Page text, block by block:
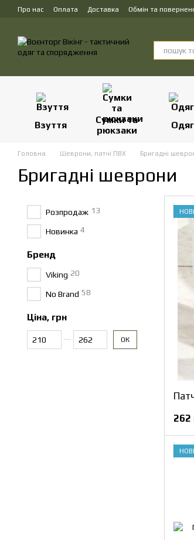
Перейти до основного контенту
Про нас Оплата Доставка Обмін та
Взуття
Сумки та
рюкзаки
Одяг
Головна Шеврони, патчі ПВХ Бригадні
Бригадні шеврони
262
Розпродаж 13
Новинка 4
Бренд
Viking 20
No Brand 58
Ціна, грн
ОК